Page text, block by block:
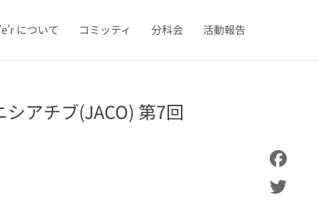
について コミッティ 分科会 活動報告
アチブ(JACO) 第7回
Facebook